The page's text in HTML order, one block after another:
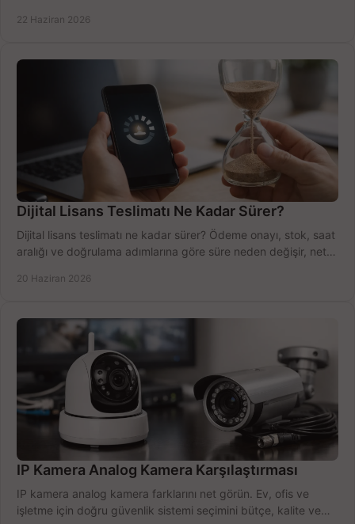
22 Haziran 2026
Dijital Lisans Teslimatı Ne Kadar Sürer?
Dijital lisans teslimatı ne kadar sürer? Ödeme onayı, stok, saat
aralığı ve doğrulama adımlarına göre süre neden değişir, net
20 Haziran 2026
IP Kamera Analog Kamera Karşılaştırması
IP kamera analog kamera farklarını net görün. Ev, ofis ve
işletme için doğru güvenlik sistemi seçimini bütçe, kalite ve